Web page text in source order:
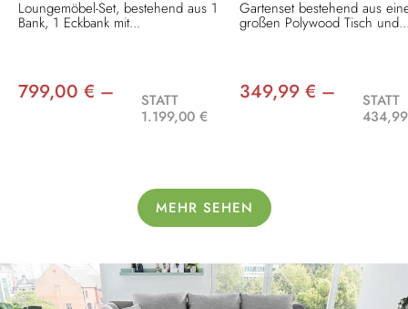
Loungemöbel-Set, bestehend aus 1
Bank, 1 Eckbank mit...
799,00 € –
STATT
1.199,00 €
Gartenset bestehend aus
großen Polywood Tisch
349,99 € –
STATT
MEHR SEHEN